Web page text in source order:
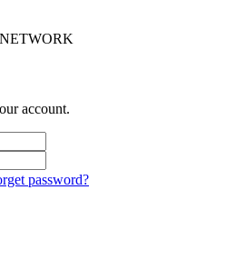
account.
password?